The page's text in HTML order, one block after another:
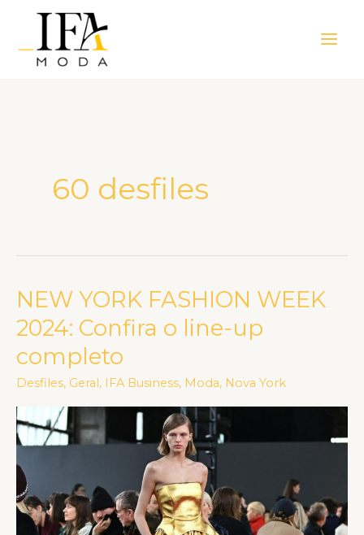
Menu
60 desfiles
NEW YORK FASHION WEEK
2024: Confira o line-up
completo
Desfiles, Geral , IFA Business, Moda, Nova York
NEW
YORK
FASHION
WEEK
2024:
Confira
o
line-
up
completo